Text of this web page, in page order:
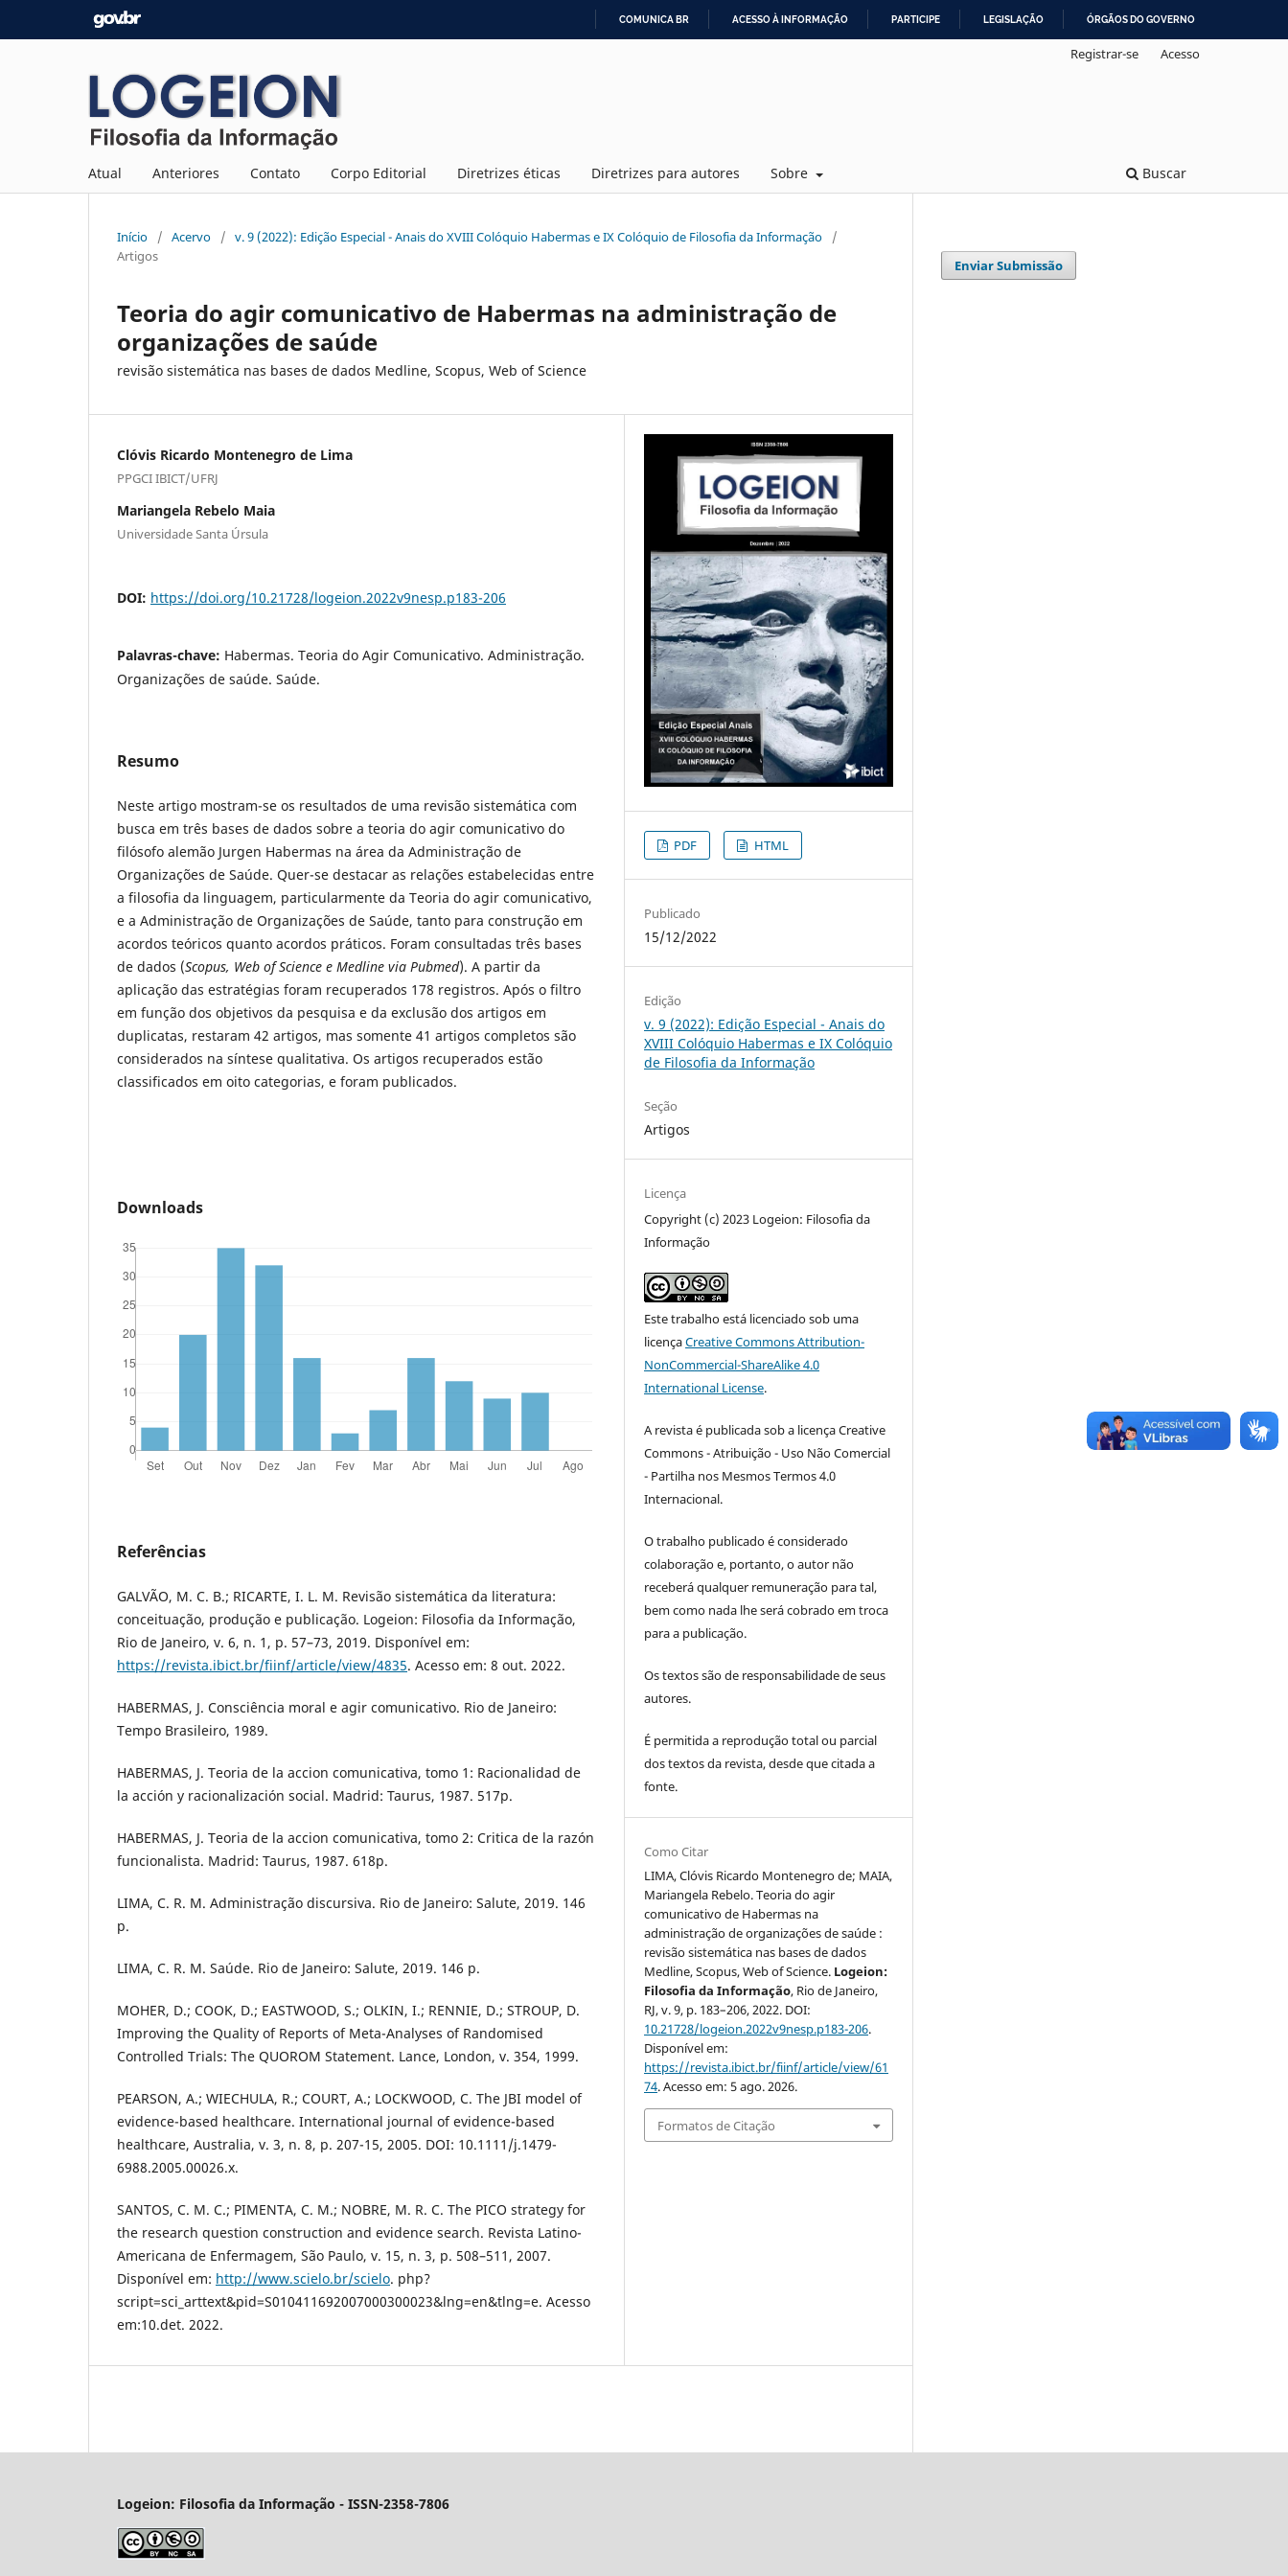
COMUNICA BR ACESSO À INFORMAÇÃO PARTICIPE LEGISLAÇÃO ÓRGÃOS DO GOVERNO
Atual Anteriores Contato Corpo Editorial Diretrizes éticas Diretrizes para autores Sobre Buscar
Registrar-se Acesso
Início / Acervo / v. 9 (2022): Edição Especial - Anais do XVIII Colóquio Habermas e IX Colóquio de Filosofia da Informação
/
Artigos
Teoria do agir comunicativo de Habermas na administração de
organizações de saúde
revisão sistemática nas bases de dados Medline, Scopus, Web of Science
Clóvis Ricardo Montenegro de Lima
PPGCI IBICT/UFRJ
Mariangela Rebelo Maia
Universidade Santa Úrsula
DOI: https://doi.org/10.21728/logeion.2022v9nesp.p183-206
Palavras-chave: Habermas. Teoria do Agir Comunicativo. Administração.
Organizações de saúde. Saúde.
Resumo
Neste artigo mostram-se os resultados de uma revisão sistemática com
busca em três bases de dados sobre a teoria do agir comunicativo do
filósofo alemão Jurgen Habermas na área da Administração de
Organizações de Saúde. Quer-se destacar as relações estabelecidas entre
a filosofia da linguagem, particularmente da Teoria do agir comunicativo,
e a Administração de Organizações de Saúde, tanto para construção em
acordos teóricos quanto acordos práticos. Foram consultadas três bases
de dados (Scopus, Web of Science e Medline via Pubmed). A partir da
aplicação das estratégias foram recuperados 178 registros. Após o filtro
em função dos objetivos da pesquisa e da exclusão dos artigos em
duplicatas, restaram 42 artigos, mas somente 41 artigos completos são
considerados na síntese qualitativa. Os artigos recuperados estão
classificados em oito categorias, e foram publicados.
Downloads
Referências
GALVÃO, M. C. B.; RICARTE, I. L. M. Revisão sistemática da literatura:
conceituação, produção e publicação. Logeion: Filosofia da Informação,
Rio de Janeiro, v. 6, n. 1, p. 57–73, 2019. Disponível em:
https://revista.ibict.br/fiinf/article/view/4835. Acesso em: 8 out. 2022.
HABERMAS, J. Consciência moral e agir comunicativo. Rio de Janeiro:
Tempo Brasileiro, 1989.
HABERMAS, J. Teoria de la accion comunicativa, tomo 1: Racionalidad de
la acción y racionalización social. Madrid: Taurus, 1987. 517p.
HABERMAS, J. Teoria de la accion comunicativa, tomo 2: Critica de la razón
funcionalista. Madrid: Taurus, 1987. 618p.
LIMA, C. R. M. Administração discursiva. Rio de Janeiro: Salute, 2019. 146
p.
LIMA, C. R. M. Saúde. Rio de Janeiro: Salute, 2019. 146 p.
MOHER, D.; COOK, D.; EASTWOOD, S.; OLKIN, I.; RENNIE, D.; STROUP, D.
Improving the Quality of Reports of Meta-Analyses of Randomised
Controlled Trials: The QUOROM Statement. Lance, London, v. 354, 1999.
PEARSON, A.; WIECHULA, R.; COURT, A.; LOCKWOOD, C. The JBI model of
evidence-based healthcare. International journal of evidence-based
healthcare, Australia, v. 3, n. 8, p. 207-15, 2005. DOI: 10.1111/j.1479-
6988.2005.00026.x.
SANTOS, C. M. C.; PIMENTA, C. M.; NOBRE, M. R. C. The PICO strategy for
the research question construction and evidence search. Revista Latino-
Americana de Enfermagem, São Paulo, v. 15, n. 3, p. 508–511, 2007.
Disponível em: http://www.scielo.br/scielo. php?
script=sci_arttext&pid=S010411692007000300023&lng=en&tlng=e. Acesso
em:10.det. 2022.
PDF HTML
Publicado
15/12/2022
Edição
v. 9 (2022): Edição Especial - Anais do
XVIII Colóquio Habermas e IX Colóquio
de Filosofia da Informação
Seção
Artigos
Licença
Copyright (c) 2023 Logeion: Filosofia da
Informação
Este trabalho está licenciado sob uma
licençaCreative Commons Attribution-
NonCommercial-ShareAlike 4.0
International License.
A revista é publicada sob a licença Creative
Commons - Atribuição - Uso Não Comercial
- Partilha nos Mesmos Termos 4.0
Internacional.
O trabalho publicado é considerado
colaboração e, portanto, o autor não
receberá qualquer remuneração para tal,
bem como nada lhe será cobrado em troca
para a publicação.
Os textos são de responsabilidade de seus
autores.
É permitida a reprodução total ou parcial
dos textos da revista, desde que citada a
fonte.
Como Citar
LIMA, Clóvis Ricardo Montenegro de; MAIA,
Mariangela Rebelo. Teoria do agir
comunicativo de Habermas na
administração de organizações de saúde :
revisão sistemática nas bases de dados
Medline, Scopus, Web of Science. Logeion:
Filosofia da Informação, Rio de Janeiro,
RJ, v. 9, p. 183–206, 2022. DOI:
10.21728/logeion.2022v9nesp.p183-206.
Disponível em:
https://revista.ibict.br/fiinf/article/view/61
74. Acesso em: 5 ago. 2026.
Formatos de Citação
Enviar Submissão
Logeion: Filosofia da Informação - ISSN-2358-7806